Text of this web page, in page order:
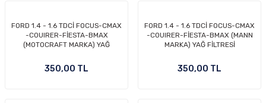
FORD 1.4 - 1.6 TDCİ FOCUS-CMAX
-COUIRER-FİESTA-BMAX
(MOTOCRAFT MARKA) YAĞ
350,00 TL
FORD 1.4 - 1.6 TDCİ FOCUS-CMAX
-COUIRER-FİESTA-BMAX (MANN
MARKA) YAĞ FİLTRESİ
350,00 TL